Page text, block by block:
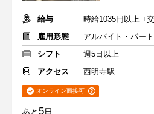
給与
雇用形態
アルバイト・パート
シフト
週5日以上
アクセス
西明寺駅
オンライン面接可
あと 5日